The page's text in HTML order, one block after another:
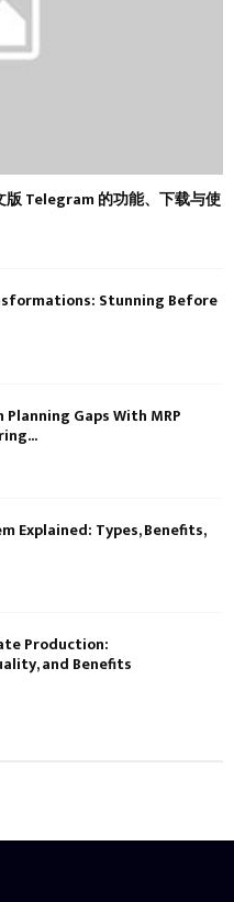
Telegram 的功能、下载与使
Stunning Before
Gaps With MRP
Explained: Types, Benefits,
Production:
and Benefits